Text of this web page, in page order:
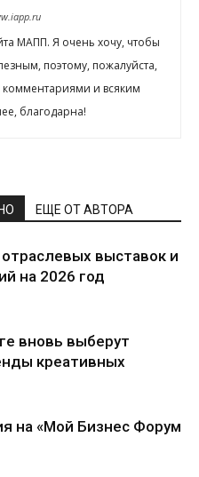
МАПП. Я очень хочу, чтобы
поэтому, пожалуйста,
и всяким
благодарна!
ЕЩЕ ОТ АВТОРА
выставок и
на 2026 год
вновь выберут
креативных
на «Мой Бизнес Форум